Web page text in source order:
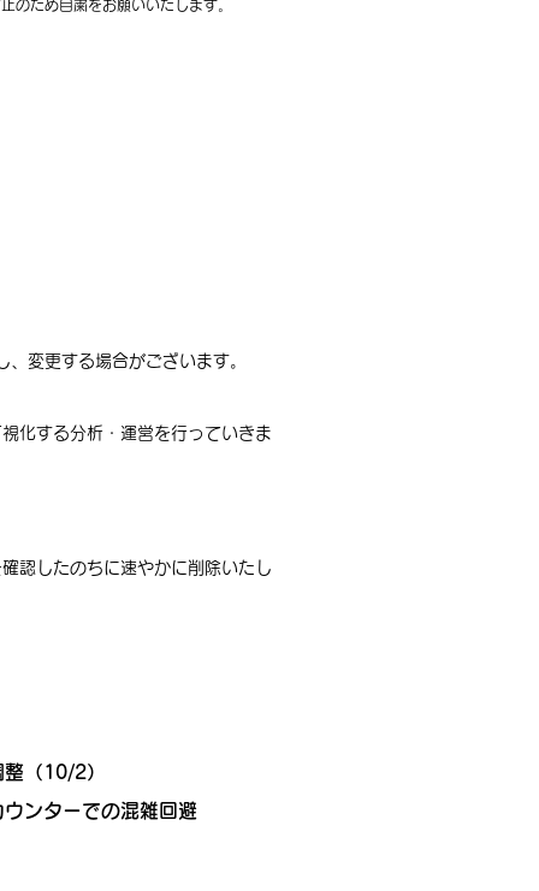
のため自粛をお願いいたします。​
変更する場合がございます。
化する分析・運営を行っていきま
認したのちに速やかに削除いたし
（10/2）
ンターでの混雑回避